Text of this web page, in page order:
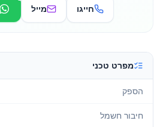
חייגו מייל
מפרט טכני
הספק
חיבור חשמל